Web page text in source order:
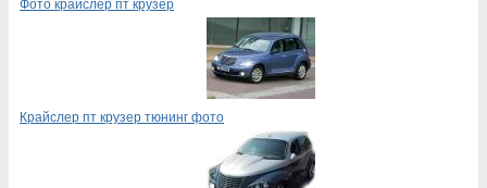
Фото крайслер пт крузер
Крайслер пт крузер тюнинг фото